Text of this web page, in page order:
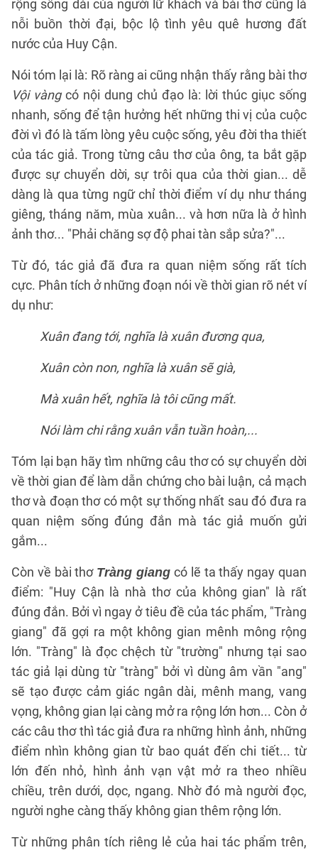
rộng sông dài của người lữ khách và bài thơ cũng là
nỗi buồn thời đại, bộc lộ tình yêu quê hương đất
nước của Huy Cận.
Nói tóm lại là: Rõ ràng ai cũng nhận thấy rằng bài thơ
Vội vàngcó nội dung chủ đạo là: lời thúc giục sống
nhanh, sống để tận hưởng hết những thi vị của cuộc
đời vì đó là tấm lòng yêu cuộc sống, yêu đời tha thiết
của tác giả. Trong từng câu thơ của ông, ta bắt gặp
được sự chuyển dời, sự trôi qua của thời gian... dễ
dàng là qua từng ngữ chỉ thời điểm ví dụ như tháng
giêng, tháng năm, mùa xuân... và hơn nữa là ở hình
ảnh thơ... "Phải chăng sợ độ phai tàn sắp sửa?"...
Từ đó, tác giả đã đưa ra quan niệm sống rất tích
cực. Phân tích ở những đoạn nói về thời gian rõ nét ví
dụ như:
Xuân đang tới, nghĩa là xuân đương qua,
Xuân còn non, nghĩa là xuân sẽ già,
Mà xuân hết, nghĩa là tôi cũng mất.
Nói làm chi rằng xuân vẫn tuần hoàn,...
Tóm lại bạn hãy tìm những câu thơ có sự chuyển dời
về thời gian để làm dẫn chứng cho bài luận, cả mạch
thơ và đoạn thơ có một sự thống nhất sau đó đưa ra
quan niệm sống đúng đắn mà tác giả muốn gửi
gắm...
Còn về bài thơ Tràng giang có lẽ ta thấy ngay quan
điểm: "Huy Cận là nhà thơ của không gian" là rất
đúng đắn. Bởi vì ngay ở tiêu đề của tác phẩm, "Tràng
giang" đã gợi ra một không gian mênh mông rộng
lớn. "Tràng" là đọc chệch từ "trường" nhưng tại sao
tác giả lại dùng từ "tràng" bởi vì dùng âm vần "ang"
sẽ tạo được cảm giác ngân dài, mênh mang, vang
vọng, không gian lại càng mở ra rộng lớn hơn... Còn ở
các câu thơ thì tác giả đưa ra những hình ảnh, những
điểm nhìn không gian từ bao quát đến chi tiết... từ
lớn đến nhỏ, hình ảnh vạn vật mở ra theo nhiều
chiều, trên dưới, dọc, ngang. Nhờ đó mà người đọc,
người nghe càng thấy không gian thêm rộng lớn.
Từ những phân tích riêng lẻ của hai tác phẩm trên,